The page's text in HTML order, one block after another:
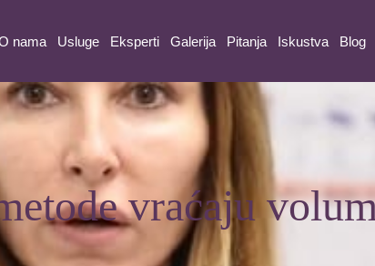
nama Usluge Eksperti Galerija Pitanja Iskustva Blog
vraćaju